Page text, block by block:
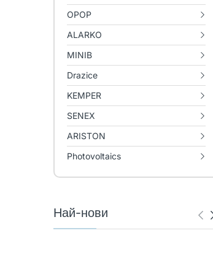
OPOP
ALARKO
MINIB
Drazice
KEMPER
SENEX
ARISTON
Photovoltaics
Най-нови